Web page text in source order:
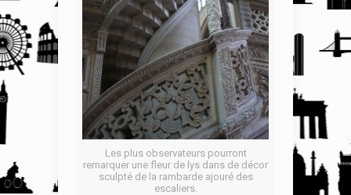
Les plus observateurs pourront
remarquer une fleur de lys dans de décor
sculpté de la rambarde ajouré des
escaliers.